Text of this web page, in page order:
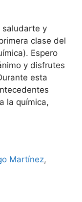
saludarte y
clase del
Espero
y disfrutes
esta
la química,
Martínez,